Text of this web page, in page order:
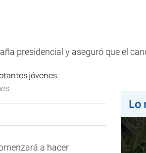
presidencial y aseguró que el
a hacer
Lo